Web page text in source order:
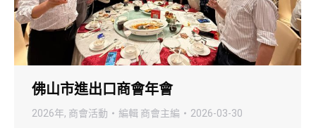
佛山市進出口商會年會
2026年, 商會活動 編輯 商會主編 2026-03-30